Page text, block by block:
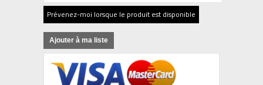
Prévenez-moi lorsque le produit est disponible
Ajouter à ma liste